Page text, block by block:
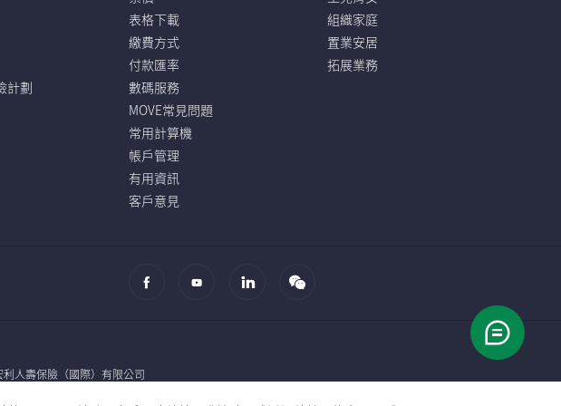
計劃
表格下載
繳費方式
付款匯率
數碼服務
MOVE常見問題
常用計算機
帳戶管理
有用資訊
客戶意見
組織家庭
置業安居
拓展業務
利人壽保險（國際）有限公司